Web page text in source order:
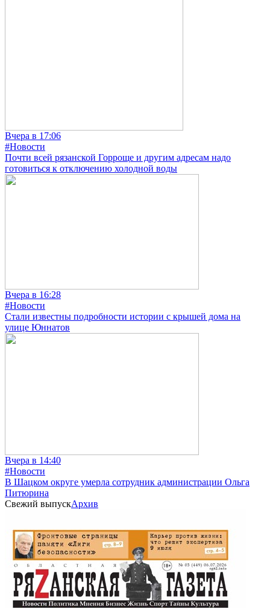
Вчера в 17:06
#Новости
Почти всей рязанской Горроще и другим адресам надо
готовиться к отключению холодной воды
Вчера в 16:28
#Новости
Стали известны подробности истории с крышей дома на
улице Юннатов
Вчера в 14:40
#Новости
В Шацком округе умерла сотрудник администрации Ольга
Питюрина
Свежий выпускАрхив